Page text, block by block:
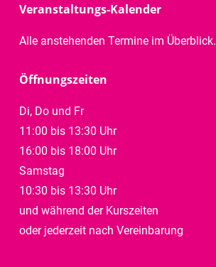
Veranstaltungs-Kalender
Alle anstehenden Termine im Überblick.
Öffnungszeiten
Di, Do und Fr
11:00 bis 13:30 Uhr
16:00 bis 18:00 Uhr
Samstag
10:30 bis 13:30 Uhr
und während der Kurszeiten
oder jederzeit nach Vereinbarung